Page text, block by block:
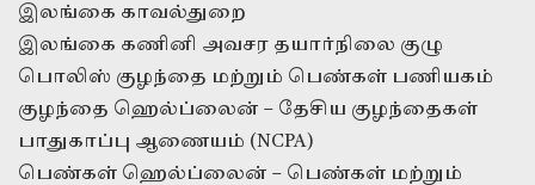
இலங்கை காவல்துறை
இலங்கை கணினி அவசர தயார்நிலை குழு
பொலிஸ் குழந்தை மற்றும் பெண்கள் பணியகம்
குழந்தை ஹெல்ப்லைன் – தேசிய குழந்தைகள்
பாதுகாப்பு ஆணையம் (NCPA)
பெண்கள் ஹெல்ப்லைன் – பெண்கள் மற்றும்